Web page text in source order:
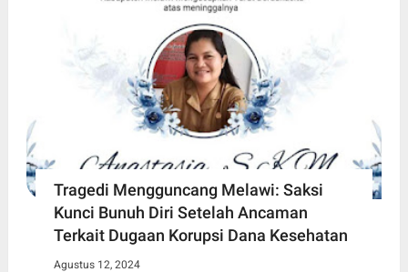
Tragedi Mengguncang Melawi: Saksi
Kunci Bunuh Diri Setelah Ancaman
Terkait Dugaan Korupsi Dana Kesehatan
Agustus 12, 2024